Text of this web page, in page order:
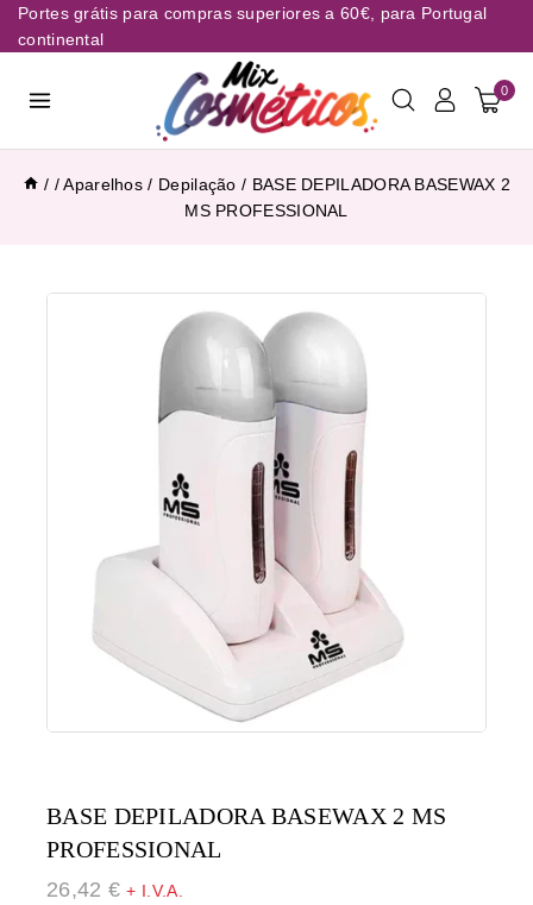
Portes grátis para compras superiores a 60€, para Portugal
continental
0
/ / Aparelhos / Depilação / BASE DEPILADORA BASEWAX 2
MS PROFESSIONAL
BASE DEPILADORA BASEWAX 2 MS
PROFESSIONAL
26,42 € + I.V.A.